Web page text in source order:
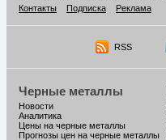
Контакты
Подписка Реклама
RSS
Черные металлы
Новости
Аналитика
Цены на черные металлы
Прогнозы цен на черные металлы